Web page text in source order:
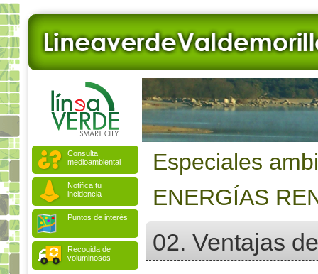
Consulta
medioambiental
Notifica tu
incidencia
Puntos de interés
Recogida de
voluminosos
Especiales
ENERGÍAS
02. Ventajas